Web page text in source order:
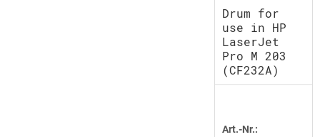
Drum for
use in HP
LaserJet
Pro M 203
(CF232A)
Art.-Nr.: